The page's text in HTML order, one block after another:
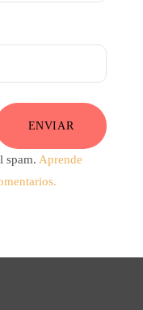
ENVIAR
spam. Aprende